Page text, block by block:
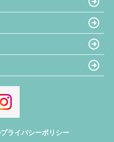
プライバシーポリシー